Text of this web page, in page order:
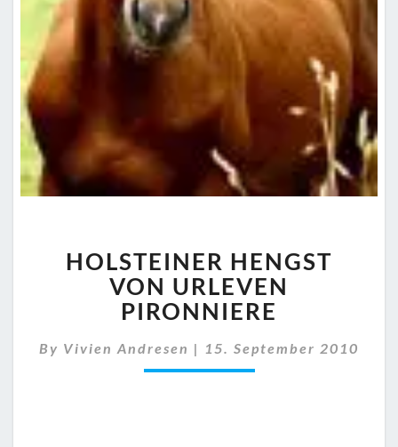
HENGST
VON
URLEVEN
PIRONNIERE
HOLSTEINER HENGST
VON URLEVEN
PIRONNIERE
By Vivien Andresen | 15. September 2010